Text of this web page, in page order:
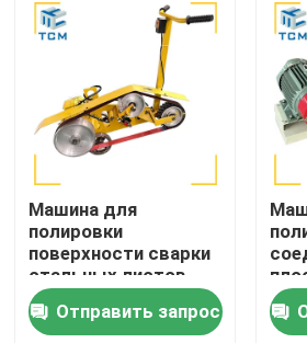
Домой
Продукты
О нас
Машина для
полировки
поверхности сварки
стальных листов
Отправить запрос